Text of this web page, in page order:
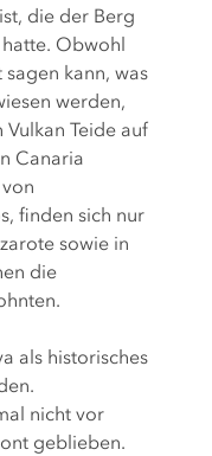
die der Berg
Obwohl
kann, was
werden,
Teide auf
Canaria
finden sich nur
sowie in
die
als historisches
nicht vor
geblieben.